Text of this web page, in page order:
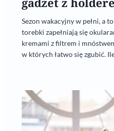
Sezon wakacyjny w pełni, a
torebki zapełniają się
kremami z filtrem i
w których łatwo się zgubić.